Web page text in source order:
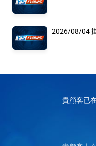
2026/08/04
貴顧客已